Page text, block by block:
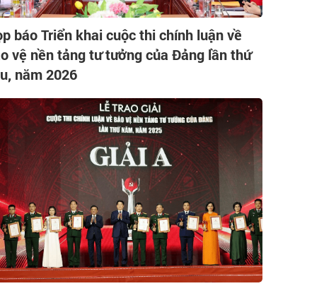
báo Triển khai cuộc thi chính luận về
vệ nền tảng tư tưởng của Đảng lần thứ
năm 2026